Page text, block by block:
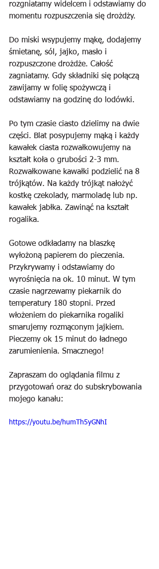
rozgniatamy widelcem i odstawiamy do
momentu rozpuszczenia się drożdży.
Do miski wsypujemy mąkę, dodajemy
śmietanę, sól, jajko, masło i
rozpuszczone drożdże. Całość
zagniatamy. Gdy składniki się połączą
zawijamy w folię spożywczą i
odstawiamy na godzinę do lodówki.
Po tym czasie ciasto dzielimy na dwie
części. Blat posypujemy mąką i każdy
kawałek ciasta rozwałkowujemy na
kształt koła o grubości 2-3 mm.
Rozwałkowane kawałki podzielić na 8
trójkątów. Na każdy trójkąt nałożyć
kostkę czekolady, marmoladę lub np.
kawałek jabłka. Zawinąć na kształt
rogalika.
Gotowe odkładamy na blaszkę
wyłożoną papierem do pieczenia.
Przykrywamy i odstawiamy do
wyrośnięcia na ok. 10 minut. W tym
czasie nagrzewamy piekarnik do
temperatury 180 stopni. Przed
włożeniem do piekarnika rogaliki
smarujemy rozmąconym jajkiem.
Pieczemy ok 15 minut do ładnego
zarumienienia. Smacznego!
Zapraszam do oglądania filmu z
przygotowań oraz do subskrybowania
mojego kanału:
https://youtu.be/humTh5yGNhI